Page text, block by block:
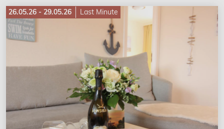
26.05.26 - 29.05.26 Last Minute